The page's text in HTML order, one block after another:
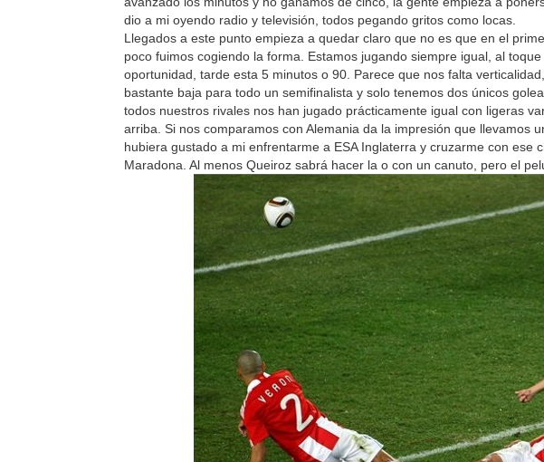
dio a mi oyendo radio y televisión, todos pegando gritos como locas.
Llegados a este punto empieza a quedar claro que no es que en el
poco fuimos cogiendo la forma. Estamos jugando siempre igual, al
oportunidad, tarde esta 5 minutos o 90. Parece que nos falta
bastante baja para todo un semifinalista y solo tenemos dos únicos
todos nuestros rivales nos han jugado prácticamente igual con ligeras
arriba. Si nos comparamos con Alemania da la impresión que llevamos
hubiera gustado a mi enfrentarme a ESA Inglaterra y cruzarme con ese
Maradona. Al menos Queiroz sabrá hacer la o con un canuto, pero el